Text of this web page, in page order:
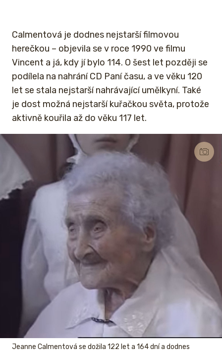
Calmentová je dodnes nejstarší filmovou
herečkou – objevila se v roce 1990 ve filmu
Vincent a já, kdy jí bylo 114. O šest let později se
podílela na nahrání CD Paní času, a ve věku 120
let se stala nejstarší nahrávající umělkyní. Také
je dost možná nejstarší kuřačkou světa, protože
aktivně kouřila až do věku 117 let.
Jeanne Calmentová se dožila 122 let a 164 dní a dodnes